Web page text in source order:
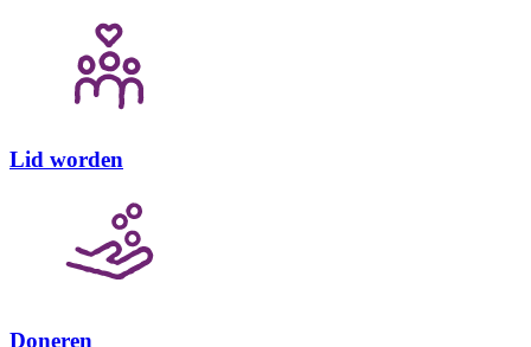
Lid worden
Doneren